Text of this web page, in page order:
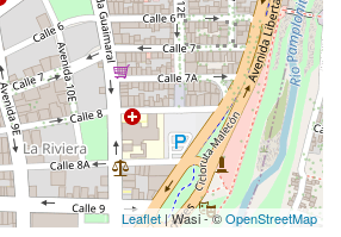
Leaflet| Wasi - ©OpenStreetMap